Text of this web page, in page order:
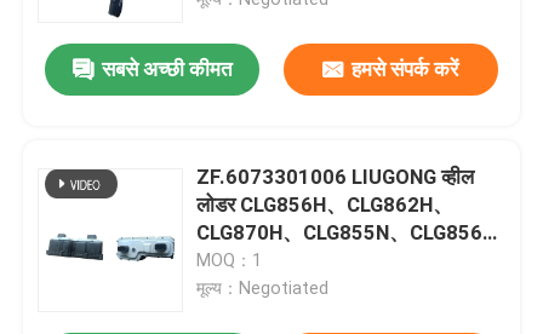
सबसे अच्छी कीमत हमसे संपर्क करें
ZF.6073301006 LIUGONG व्हील
लोडर CLG856H、CLG862H、
CLG870H、CLG855N、CLG856、
CLG860 SEM655D、SEM656D
LW500FV、LW500KN LG956F、
MOQ：1
मूल्य：Negotiated